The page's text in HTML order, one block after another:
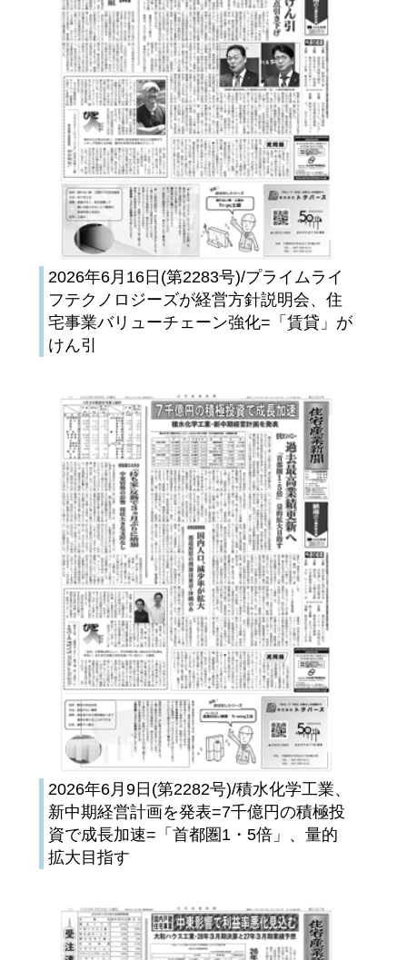
2026年6月16日(第2283号)/プライムライ
フテクノロジーズが経営方針説明会、住
宅事業バリューチェーン強化=「賃貸」が
けん引
2026年6月9日(第2282号)/積水化学工業、
新中期経営計画を発表=7千億円の積極投
資で成長加速=「首都圏1・5倍」、量的
拡大目指す